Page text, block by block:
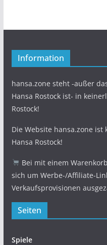
Information
hansa.zone steht -außer
Hansa Rostock ist- in
Rostock!
Die Website hansa.zone ist
Hansa Rostock!
Bei mit einem
sich um Werbe-/Affiliate-
Verkaufsprovisionen
Seiten
Spiele